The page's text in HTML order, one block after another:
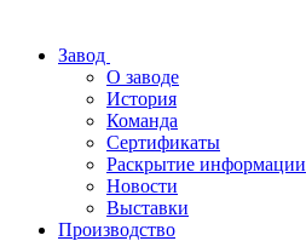
Завод
О заводе
История
Команда
Сертификаты
Раскрытие информации
Новости
Выставки
Производство